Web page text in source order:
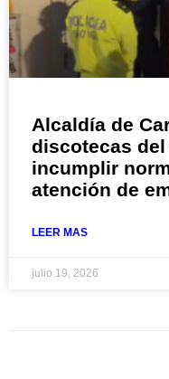
Alcaldía de
discotecas
incumplir
atención de
LEER MAS
julio 19, 2026